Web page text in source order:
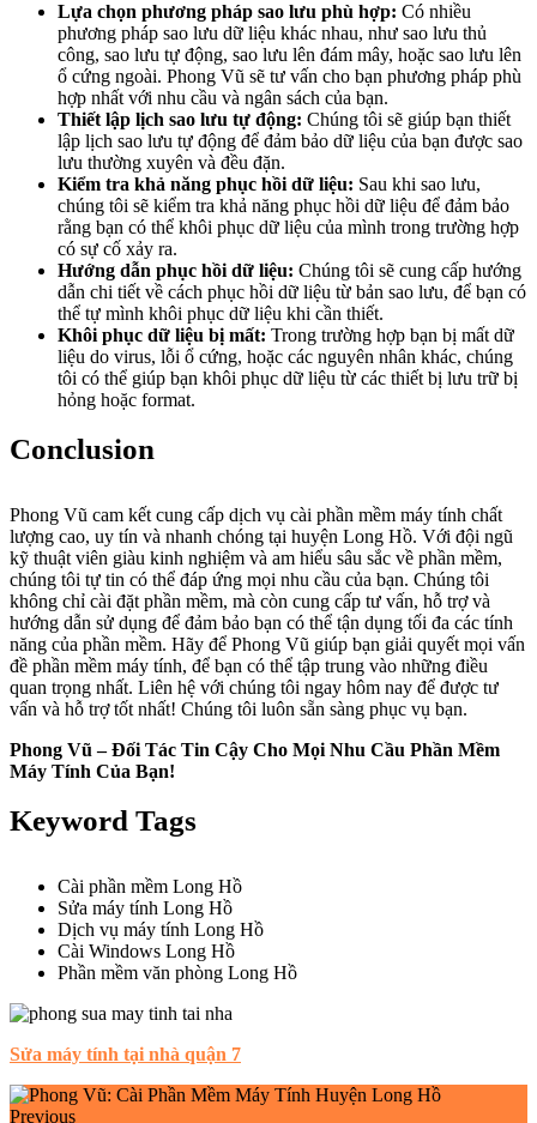
Lựa chọn phương pháp sao lưu phù hợp: Có nhiều
phương pháp sao lưu dữ liệu khác nhau, như sao lưu thủ
công, sao lưu tự động, sao lưu lên đám mây, hoặc sao lưu lên
ổ cứng ngoài. Phong Vũ sẽ tư vấn cho bạn phương pháp phù
hợp nhất với nhu cầu và ngân sách của bạn.
Thiết lập lịch sao lưu tự động: Chúng tôi sẽ giúp bạn thiết
lập lịch sao lưu tự động để đảm bảo dữ liệu của bạn được sao
lưu thường xuyên và đều đặn.
Kiểm tra khả năng phục hồi dữ liệu: Sau khi sao lưu,
chúng tôi sẽ kiểm tra khả năng phục hồi dữ liệu để đảm bảo
rằng bạn có thể khôi phục dữ liệu của mình trong trường hợp
có sự cố xảy ra.
Hướng dẫn phục hồi dữ liệu: Chúng tôi sẽ cung cấp hướng
dẫn chi tiết về cách phục hồi dữ liệu từ bản sao lưu, để bạn có
thể tự mình khôi phục dữ liệu khi cần thiết.
Khôi phục dữ liệu bị mất: Trong trường hợp bạn bị mất dữ
liệu do virus, lỗi ổ cứng, hoặc các nguyên nhân khác, chúng
tôi có thể giúp bạn khôi phục dữ liệu từ các thiết bị lưu trữ bị
hỏng hoặc format.
Conclusion
Phong Vũ cam kết cung cấp dịch vụ cài phần mềm máy tính chất
lượng cao, uy tín và nhanh chóng tại huyện Long Hồ. Với đội ngũ
kỹ thuật viên giàu kinh nghiệm và am hiểu sâu sắc về phần mềm,
chúng tôi tự tin có thể đáp ứng mọi nhu cầu của bạn. Chúng tôi
không chỉ cài đặt phần mềm, mà còn cung cấp tư vấn, hỗ trợ và
hướng dẫn sử dụng để đảm bảo bạn có thể tận dụng tối đa các tính
năng của phần mềm. Hãy để Phong Vũ giúp bạn giải quyết mọi vấn
đề phần mềm máy tính, để bạn có thể tập trung vào những điều
quan trọng nhất. Liên hệ với chúng tôi ngay hôm nay để được tư
vấn và hỗ trợ tốt nhất! Chúng tôi luôn sẵn sàng phục vụ bạn.
Phong Vũ – Đối Tác Tin Cậy Cho Mọi Nhu Cầu Phần Mềm
Máy Tính Của Bạn!
Keyword Tags
Cài phần mềm Long Hồ
Sửa máy tính Long Hồ
Dịch vụ máy tính Long Hồ
Cài Windows Long Hồ
Phần mềm văn phòng Long Hồ
Sửa máy tính tại nhà quận 7
Previous